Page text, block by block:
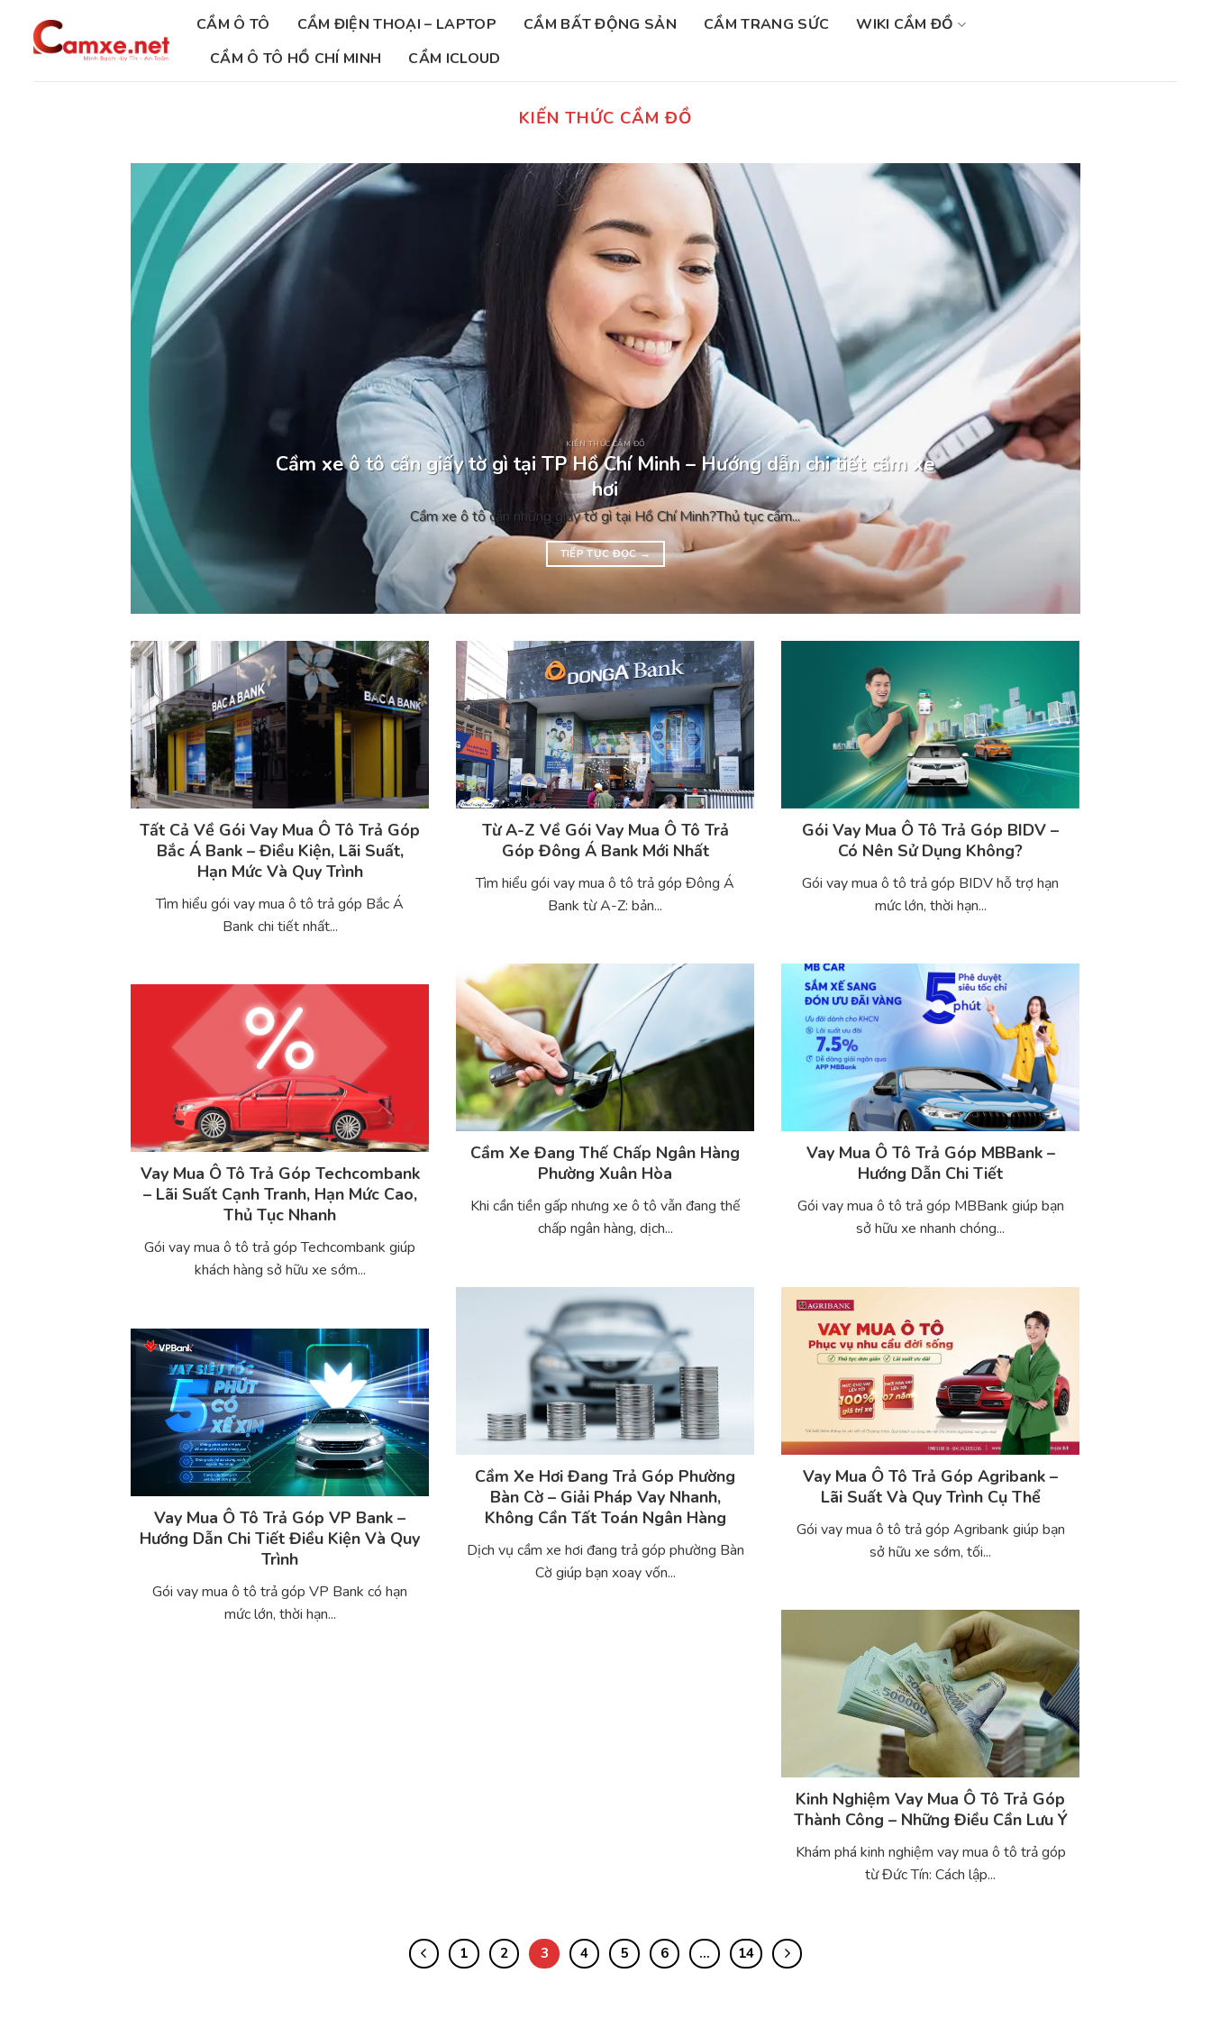
CẦM Ô TÔ CẦM ĐIỆN THOẠI – LAPTOP CẦM BẤT ĐỘNG SẢN CẦM TRANG SỨC
WIKI CẦM ĐỒ
CẦM Ô TÔ HỒ CHÍ MINH
CẦM ICLOUD
KIẾN THỨC CẦM ĐỒ
KIẾN THỨC CẦM ĐỒ
Cầm xe ô tô cần giấy tờ gì tại TP Hồ Chí Minh – Hướng dẫn chi tiết cầm xe
hơi
Cầm xe ô tô cần những giấy tờ gì tại Hồ Chí Minh?Thủ tục cầm...
TIẾP TỤC ĐỌC→
Tất Cả Về Gói Vay Mua Ô Tô Trả Góp
Bắc Á Bank – Điều Kiện, Lãi Suất,
Hạn Mức Và Quy Trình
Tìm hiểu gói vay mua ô tô trả góp Bắc Á
Bank chi tiết nhất...
Từ A-Z Về Gói Vay Mua Ô Tô Trả
Góp Đông Á Bank Mới Nhất
Tìm hiểu gói vay mua ô tô trả góp Đông Á
Bank từ A-Z: bản...
Gói Vay Mua Ô Tô Trả Góp BIDV –
Có Nên Sử Dụng Không?
Gói vay mua ô tô trả góp BIDV hỗ trợ hạn
mức lớn, thời hạn...
Cầm Xe Đang Thế Chấp Ngân Hàng
Phường Xuân Hòa
Khi cần tiền gấp nhưng xe ô tô vẫn đang thế
chấp ngân hàng, dịch...
Vay Mua Ô Tô Trả Góp MBBank –
Hướng Dẫn Chi Tiết
Gói vay mua ô tô trả góp MBBank giúp bạn
sở hữu xe nhanh chóng...
Vay Mua Ô Tô Trả Góp Techcombank
– Lãi Suất Cạnh Tranh, Hạn Mức Cao,
Thủ Tục Nhanh
Gói vay mua ô tô trả góp Techcombank giúp
khách hàng sở hữu xe sớm...
Cầm Xe Hơi Đang Trả Góp Phường
Bàn Cờ – Giải Pháp Vay Nhanh,
Không Cần Tất Toán Ngân Hàng
Dịch vụ cầm xe hơi đang trả góp phường Bàn
Cờ giúp bạn xoay vốn...
Vay Mua Ô Tô Trả Góp Agribank –
Lãi Suất Và Quy Trình Cụ Thể
Gói vay mua ô tô trả góp Agribank giúp bạn
sở hữu xe sớm, tối...
Vay Mua Ô Tô Trả Góp VP Bank –
Hướng Dẫn Chi Tiết Điều Kiện Và Quy
Trình
Gói vay mua ô tô trả góp VP Bank có hạn
mức lớn, thời hạn...
Kinh Nghiệm Vay Mua Ô Tô Trả Góp
Thành Công – Những Điều Cần Lưu Ý
Khám phá kinh nghiệm vay mua ô tô trả góp
từ Đức Tín: Cách lập...
1 2 3 4 5 6 … 14